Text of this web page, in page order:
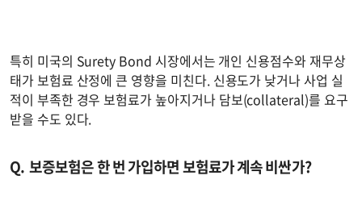
특히 미국의 Surety Bond 시장에서는 개인 신용점수와 재무상
태가 보험료 산정에 큰 영향을 미친다. 신용도가 낮거나 사업 실
적이 부족한 경우 보험료가 높아지거나 담보(collateral)를 요구
받을 수도 있다.
보증보험은 한 번 가입하면 보험료가 계속 비싼가?